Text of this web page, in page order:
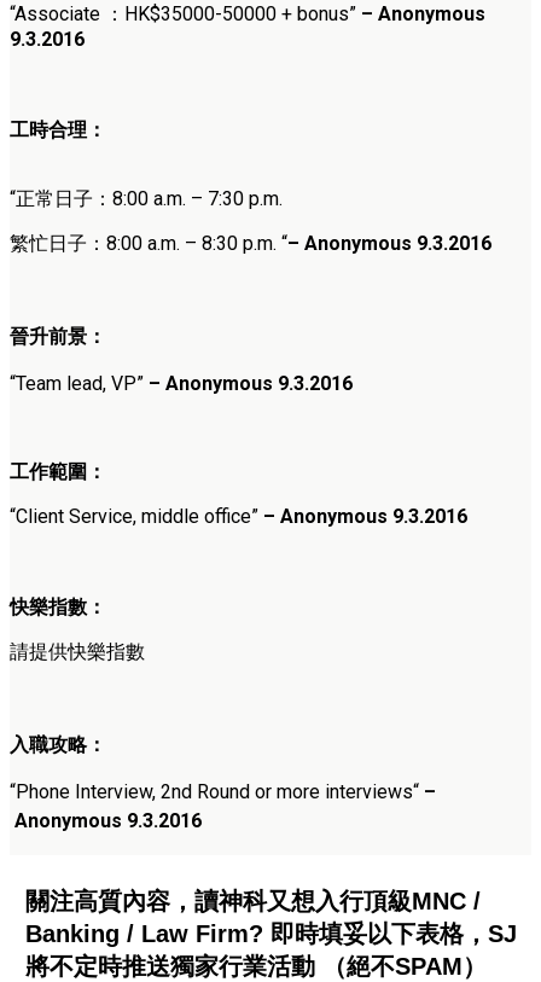
“Associate ：HK$35000-50000 + bonus” – Anonymous
9.3.2016
工時合理：
“正常日子：8:00 a.m. – 7:30 p.m.
繁忙日子：8:00 a.m. – 8:30 p.m. “– Anonymous 9.3.2016
晉升前景：
“Team lead, VP” – Anonymous 9.3.2016
工作範圍：
“Client Service, middle office” – Anonymous 9.3.2016
快樂指數：
請提供快樂指數
入職攻略：
“Phone Interview, 2nd Round or more interviews“ –
Anonymous 9.3.2016
關注高質內容，讀神科又想入行頂級MNC /
Banking / Law Firm? 即時填妥以下表格，SJ
將不定時推送獨家行業活動 （絕不SPAM）